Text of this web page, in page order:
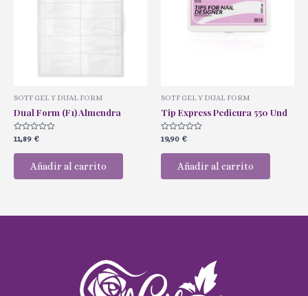
SOTF GEL Y DUAL FORM
Dual Form (F1) Almendra
Valorado
con
0
11,89 €
Añadir al carrito
SOTF GEL Y DUAL FORM
Tip Express Pedicura 550 Und
Valorado
con
0
19,90 €
Añadir al carrito